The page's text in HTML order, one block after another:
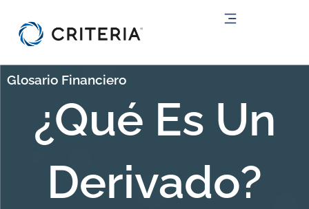
contenido
Glosario Financiero
¿Qué Es Un
Derivado?